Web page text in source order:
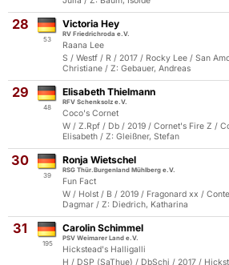
28
53
Victoria Hey
RV Friedrichroda e.V.
Raana Lee
S / Westf / R / 2017 / Rocky Lee / San
Christiane / Z: Gebauer, Andreas
29
48
Elisabeth Thielmann
RFV Schenksolz e.V.
Coco's Cornet
W / Z.Rpf / Db / 2019 / Cornet's Fire Z /
Elisabeth / Z: Gleißner, Stefan
30
39
Ronja Wietschel
RSG Thür.Burgenland Mühlberg e.V.
Fun Fact
W / Holst / B / 2019 / Fragonard xx /
Dagmar / Z: Diedrich, Katharina
31
195
Carolin Schimmel
PSV Weimarer Land e.V.
Hickstead's Halligalli
H / DSP (SaThue) / DbSchi / 2017 /